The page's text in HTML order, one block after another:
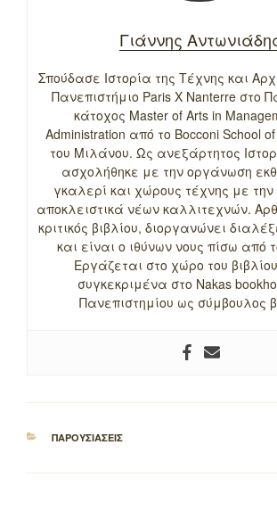
Γιάννης
Σπούδασε Ιστορία της Τέχνης και
Πανεπιστήμιο Paris X Nanterre στο
κάτοχος Master of Arts in
Administration από το Bocconi School
του Μιλάνου. Ως ανεξάρτητος
ασχολήθηκε με την οργάνωση
γκαλερί και χώρους τέχνης με
αποκλειστικά νέων καλλιτεχνών.
κριτικός βιβλίου, διοργανώνει
και είναι ο ιθύνων νους πίσω από
Εργάζεται στο χώρο του
συγκεκριμένα στο Nakas
Πανεπιστημίου ως σύμβουλος
ΚΑΤΗΓΟΡΙΕΣ
ΠΑΡΟΥΣΙΑΣΕΙΣ